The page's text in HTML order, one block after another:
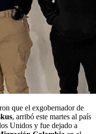
que el exgobernador de
, arribó este martes al país
Unidos y fue dejado a